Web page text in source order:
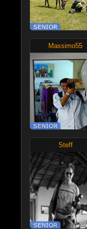
Massimo55
Steff